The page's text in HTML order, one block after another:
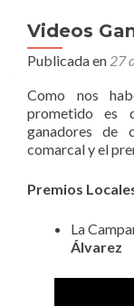
Videos
Publicada en 27
Como nos
prometido es
ganadores de
comarcal y el
Premios
La
Álvarez